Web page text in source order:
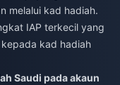
melalui kad hadiah.
IAP terkecil yang
kad hadiah
Saudi pada akaun